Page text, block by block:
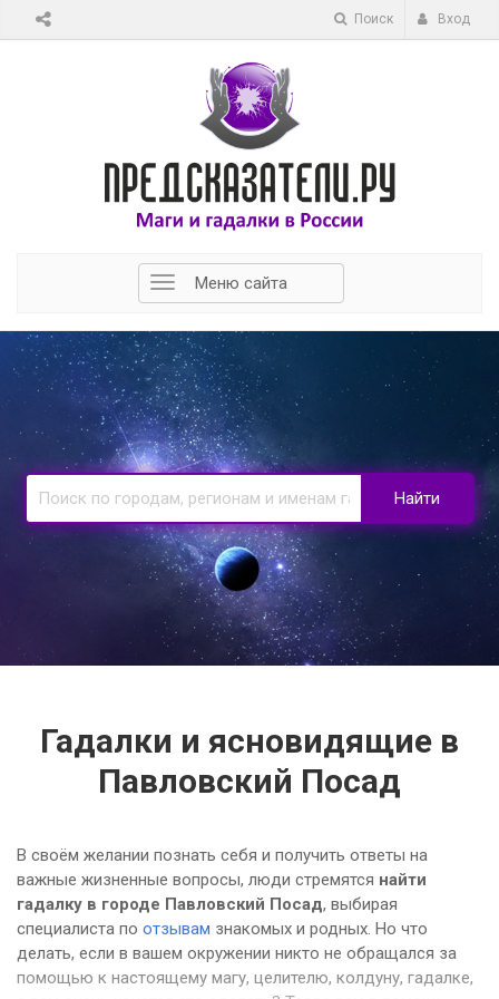
Поиск Вход
Меню сайта
Найти
Гадалки и ясновидящие в
Павловский Посад
В своём желании познать себя и получить ответы на
важные жизненные вопросы, люди стремятся найти
гадалку в городе Павловский Посад, выбирая
специалиста по отзывам знакомых и родных. Но что
делать, если в вашем окружении никто не обращался за
помощью к настоящему магу, целителю, колдуну, гадалке,